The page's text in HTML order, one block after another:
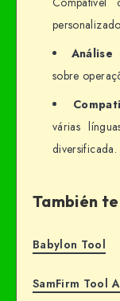
Análise
sobre
várias
diversificada.
También
Babylon Tool
SamFirm Tool